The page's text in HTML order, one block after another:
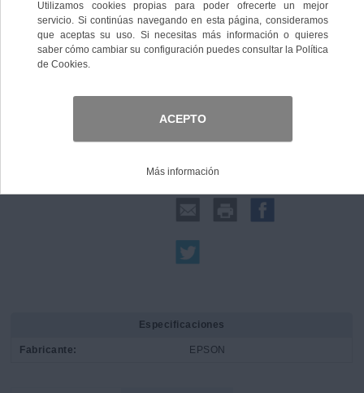
Compartir:
Especificaciones
Fabricante: EPSON